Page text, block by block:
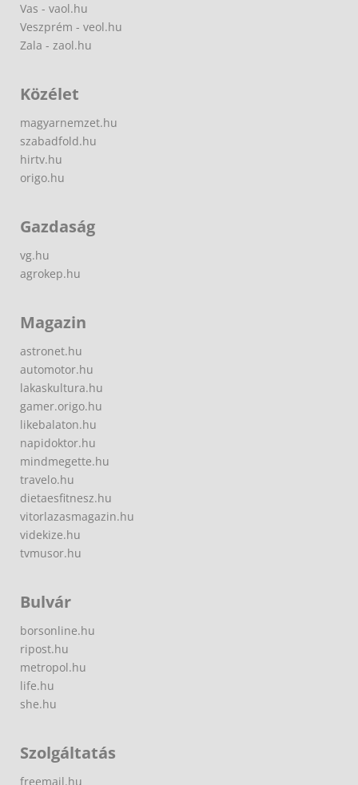
Vas - vaol.hu
Veszprém - veol.hu
Zala - zaol.hu
Közélet
magyarnemzet.hu
szabadfold.hu
hirtv.hu
origo.hu
Gazdaság
vg.hu
agrokep.hu
Magazin
astronet.hu
automotor.hu
lakaskultura.hu
gamer.origo.hu
likebalaton.hu
napidoktor.hu
mindmegette.hu
travelo.hu
dietaesfitnesz.hu
vitorlazasmagazin.hu
videkize.hu
tvmusor.hu
Bulvár
borsonline.hu
ripost.hu
metropol.hu
life.hu
she.hu
Szolgáltatás
freemail.hu